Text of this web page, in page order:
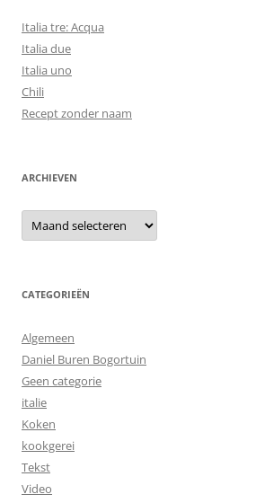
Italia tre: Acqua
Italia due
Italia uno
Chili
Recept zonder naam
ARCHIEVEN
Archieven
CATEGORIEËN
Algemeen
Daniel Buren Bogortuin
Geen categorie
italie
Koken
kookgerei
Tekst
Video